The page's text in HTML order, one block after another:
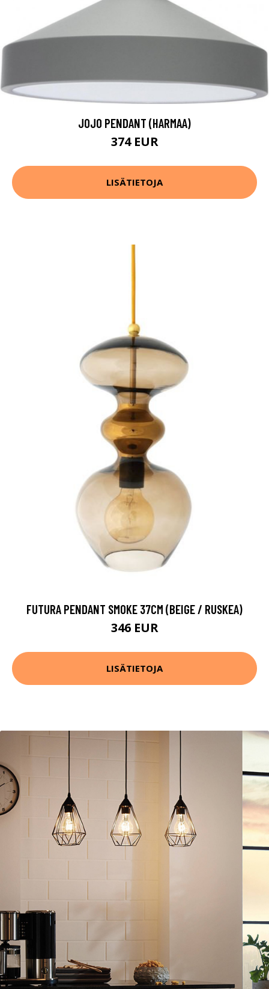
JOJO PENDANT (HARMAA)
374 EUR
LISÄTIETOJA
FUTURA PENDANT SMOKE 37CM (BEIGE / RUSKEA)
346 EUR
LISÄTIETOJA